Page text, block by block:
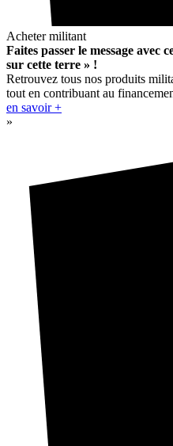
Acheter militant
Faites passer le message avec
sur cette terre » !
Retrouvez tous nos produits
tout en contribuant au
en savoir +
»